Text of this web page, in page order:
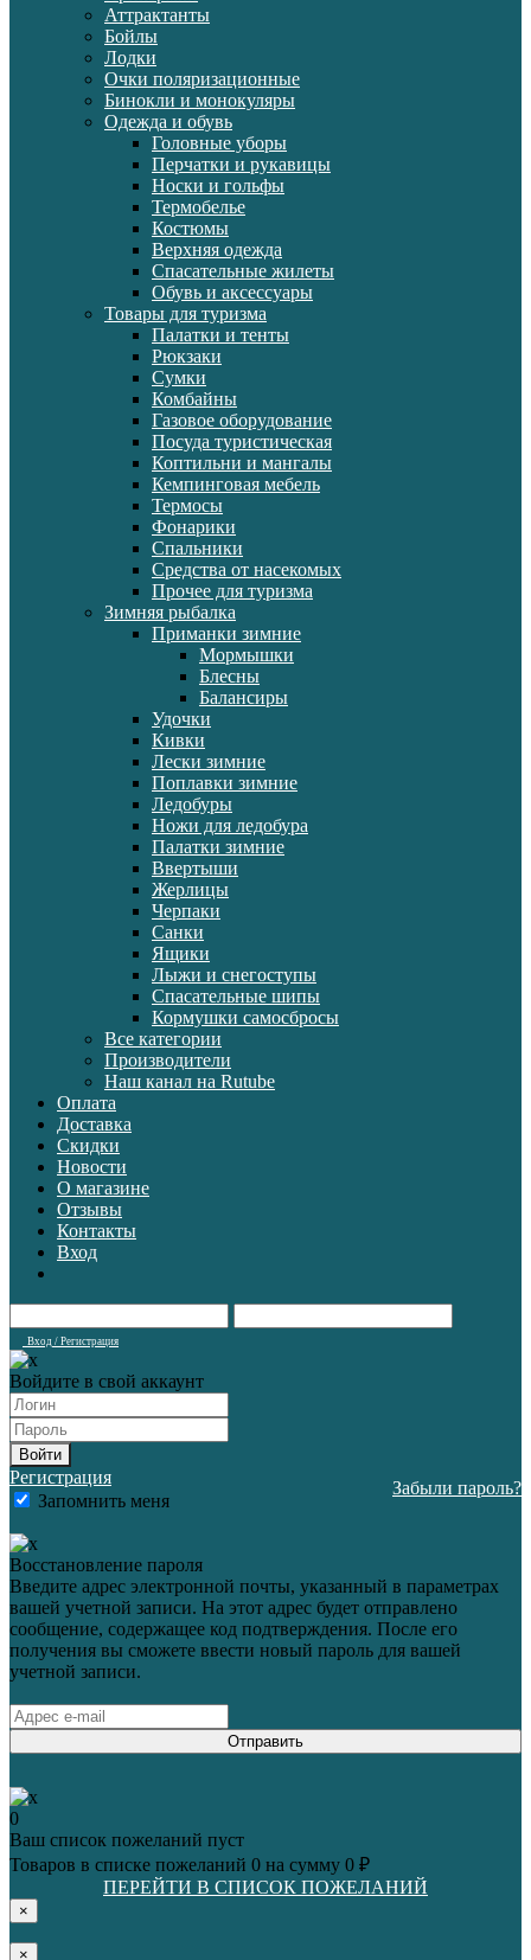
Аттрактанты
Бойлы
Лодки
Очки поляризационные
Бинокли и монокуляры
Одежда и обувь
Головные уборы
Перчатки и рукавицы
Носки и гольфы
Термобелье
Костюмы
Верхняя одежда
Спасательные жилеты
Обувь и аксессуары
Товары для туризма
Палатки и тенты
Рюкзаки
Сумки
Комбайны
Газовое оборудование
Посуда туристическая
Коптильни и мангалы
Кемпинговая мебель
Термосы
Фонарики
Спальники
Средства от насекомых
Прочее для туризма
Зимняя рыбалка
Приманки зимние
Мормышки
Блесны
Балансиры
Удочки
Кивки
Лески зимние
Поплавки зимние
Ледобуры
Ножи для ледобура
Палатки зимние
Ввертыши
Жерлицы
Черпаки
Санки
Ящики
Лыжи и снегоступы
Спасательные шипы
Кормушки самосбросы
Все категории
Производители
Наш канал на Rutube
Оплата
Доставка
Скидки
Новости
О магазине
Отзывы
Контакты
Вход
Вход / Регистрация
Войдите в свой аккаунт
Войти
Регистрация
Запомнить меня
Забыли пароль?
Восстановление пароля
Введите адрес электронной почты, указанный в параметрах
вашей учетной записи. На этот адрес будет отправлено
сообщение, содержащее код подтверждения. После его
получения вы сможете ввести новый пароль для вашей
учетной записи.
Отправить
0
Ваш список пожеланий пуст
Товаров в списке пожеланий 0 на сумму 0 ₽
ПЕРЕЙТИ В СПИСОК ПОЖЕЛАНИЙ
×
×